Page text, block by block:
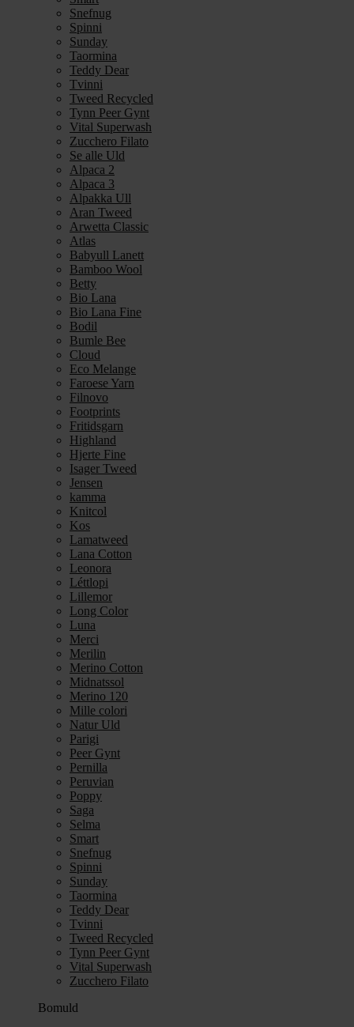
Snefnug
Spinni
Sunday
Taormina
Teddy Dear
Tvinni
Tweed Recycled
Tynn Peer Gynt
Vital Superwash
Zucchero Filato
Se alle Uld
Alpaca 2
Alpaca 3
Alpakka Ull
Aran Tweed
Arwetta Classic
Atlas
Babyull Lanett
Bamboo Wool
Betty
Bio Lana
Bio Lana Fine
Bodil
Bumle Bee
Cloud
Eco Melange
Faroese Yarn
Filnovo
Footprints
Fritidsgarn
Highland
Hjerte Fine
Isager Tweed
Jensen
kamma
Knitcol
Kos
Lamatweed
Lana Cotton
Leonora
Léttlopi
Lillemor
Long Color
Luna
Merci
Merilin
Merino Cotton
Midnatssol
Merino 120
Mille colori
Natur Uld
Parigi
Peer Gynt
Pernilla
Peruvian
Poppy
Saga
Selma
Smart
Snefnug
Spinni
Sunday
Taormina
Teddy Dear
Tvinni
Tweed Recycled
Tynn Peer Gynt
Vital Superwash
Zucchero Filato
Bomuld